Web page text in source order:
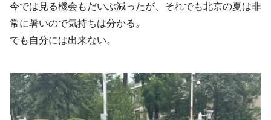
今では見る機会もだいぶ減ったが、それでも北京の夏は非
常に暑いので気持ちは分かる。
でも自分には出来ない。